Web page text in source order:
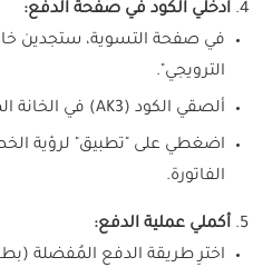
ادخلي الكود في صفحة الدفع:
في صفحة التسوية، ستجدين
الترويجي".
ألصقي الكود (AK3) في الخانة المخصصة.
اضغطي على "تطبيق" لرؤية
الفاتورة.
أكملي عملية الدفع:
اخترِ طريقة الدفع المُفضلة